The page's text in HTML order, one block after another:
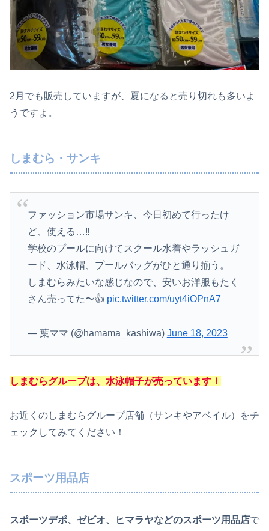
2月でも販売していますが、夏になると売り切れも多いよ
うですよ。
しまむら・サンキ
ファッション市場サンキ、今日初めて行ったけ
ど、使える…‼︎
学校のプールに向けてスクール水着やラッシュガ
ード、水泳帽、プールバッグがひと通り揃う。
しまむらみたいな感じなので、安いお洋服もたく
さん売ってた〜👍 pic.twitter.com/uyt4iOPnA7
— 葉ママ (@hamama_kashiwa) June 18, 2023
しまむらグループは、水泳帽子が売っています！
お近くのしまむらグループ店舗（サンキやアベイル）をチ
ェックしてみてください！
スポーツ用品店
スポーツデポ、ゼビオ、ヒマラヤなどのスポーツ用品店で